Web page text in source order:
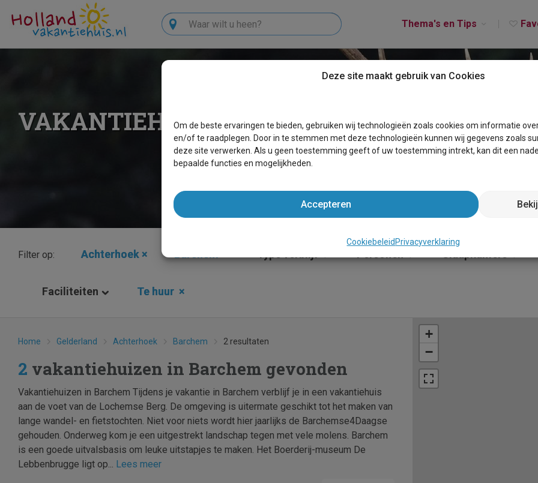
Thema's en Tips
Zoeken
VAKANTIEHUIZEN BARCHEM
Filter op: Achterhoek×
Faciliteiten Te huur ×
Home Gelderland Achterhoek Barchem 2 resultaten
2 vakantiehuizen in Barchem gevonden
Vakantiehuizen in Barchem Tijdens je vakantie in Barchem verblijf je in een vakantiehuis
aan de voet van de Lochemse Berg. De omgeving is uitermate geschikt tot het maken van
lange wandel- en fietstochten. Niet voor niets wordt hier jaarlijks de Barchemse4Daagse
gehouden. Onderweg kom je een uitgestrekt landschap tegen met vele molens. Barchem
is een goede uitvalsbasis om leuke uitstapjes te maken. Het Boerderij-museum De
Lebbenbrugge ligt op... Lees meer
+
−
Deze site maakt gebruik van Cookies
Om de beste ervaringen te bieden, gebruiken wij technologieën zoals cookies om informatie
en/of te raadplegen. Door in te stemmen met deze technologieën kunnen wij gegevens zoals
deze site verwerken. Als u geen toestemming geeft of uw toestemming intrekt, kan dit een
bepaalde functies en mogelijkheden.
Accepteren
Cookiebeleid Privacyverklaring